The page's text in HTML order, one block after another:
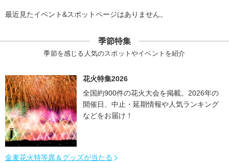
最近見たイベント&スポットページはありません。
季節特集
季節を感じる人気のスポットやイベントを紹介
花火特集2026
全国約900件の花火大会を掲載。2026年の
開催日、中止・延期情報や人気ランキング
などをお届け！
金麦花火特等席＆グッズが当たる